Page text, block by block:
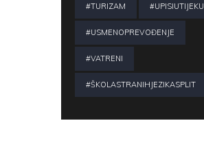
#TURIZAM #UPISIUTIJEKU
#USMENOPREVOĐENJE
#VATRENI
#ŠKOLASTRANIHJEZIKASPLIT